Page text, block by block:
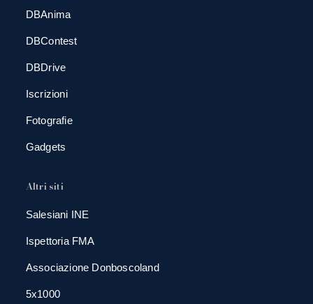
DBAnima
DBContest
DBDrive
Iscrizioni
Fotografie
Gadgets
Altri siti
Salesiani INE
Ispettoria FMA
Associazione Donboscoland
5x1000